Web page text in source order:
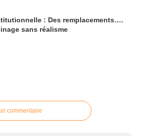
: Des remplacements….
sans réalisme
commentaire